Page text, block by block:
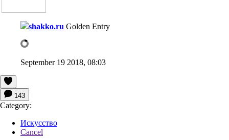
shakko.ru Golden Entry
September 19 2018, 08:03
143
Category:
Искусство
Cancel